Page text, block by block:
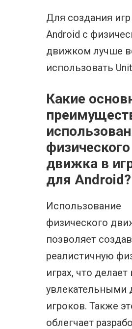
Для создания
Android с
движком лучше
использовать
Какие
физического
движка в
для Android?
Использование
физического
позволяет
реалистичную
играх, что делает
увлекательными
игроков. Также
облегчает